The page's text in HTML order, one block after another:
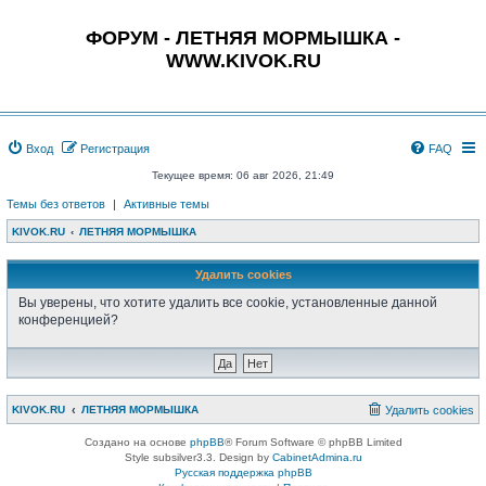
ФОРУМ - ЛЕТНЯЯ МОРМЫШКА -
WWW.KIVOK.RU
Вход Регистрация FAQ
Текущее время: 06 авг 2026, 21:49
Темы без ответов | Активные темы
KIVOK.RU ЛЕТНЯЯ МОРМЫШКА
Удалить cookies
Вы уверены, что хотите удалить все cookie, установленные данной
конференцией?
KIVOK.RU ЛЕТНЯЯ МОРМЫШКА Удалить cookies
Создано на основе phpBB® Forum Software © phpBB Limited
Style subsilver3.3. Design by CabinetAdmina.ru
Русская поддержка phpBB